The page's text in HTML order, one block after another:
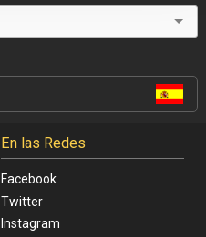
En las Redes
Facebook
Twitter
Instagram